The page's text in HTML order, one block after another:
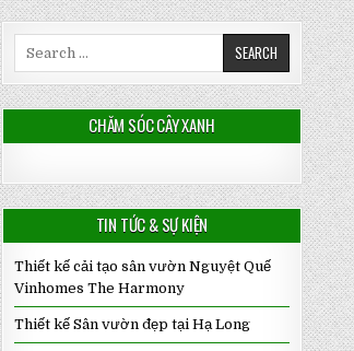
CHĂM SÓC CÂY XANH
TIN TỨC & SỰ KIỆN
Thiết kế cải tạo sân vườn Nguyệt Quế
Vinhomes The Harmony
Thiết kế Sân vườn đẹp tại Hạ Long